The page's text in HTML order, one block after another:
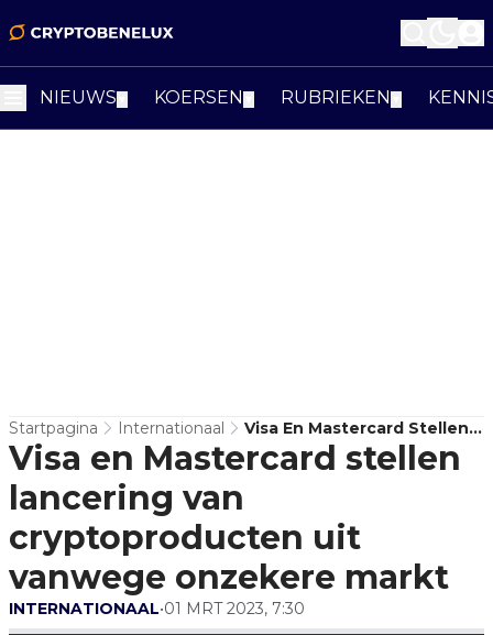
NIEUWS KOERSEN RUBRIEKEN
Startpagina Internationaal
Visa En Mastercard Stellen
Lancering Van
Cryptoproducten Uit
Visa en Mastercard stellen
lancering van
cryptoproducten uit
vanwege onzekere markt
INTERNATIONAAL•01 MRT 2023, 7:30